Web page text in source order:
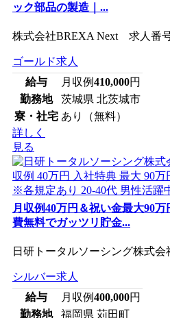
ック部品の製造｜...
株式会社BREXA Next 求人番号
ゴールド求人
給与
月収例410,000円
勤務地
茨城県 北茨城市
寮・社宅 あり（無料）
詳しく
見る
月収例40万円＆祝い金最大90
費無料でガッツリ貯金...
日研トータルソーシング株式
シルバー求人
給与
月収例400,000円
勤務地
福岡県 苅田町